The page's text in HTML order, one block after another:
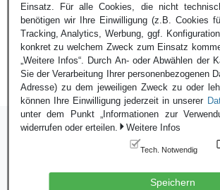
« Juli
© Blauer Bund e.V. - 2026
Einsatz. Für alle Cookies, die nicht
benötigen wir Ihre Einwilligung (z.B. Cookies
Tracking, Analytics, Werbung, ggf.
konkret zu welchem Zweck zum Einsatz
„Weitere Infos“. Durch An- oder Abwählen der
Sie der Verarbeitung Ihrer personenbezogenen
Adresse) zu dem jeweiligen Zweck zu oder
können Ihre Einwilligung jederzeit in unserer
unter dem Punkt „Informationen zur
widerrufen oder erteilen.
Weitere Infos
Tech. Notwendig
Speichern